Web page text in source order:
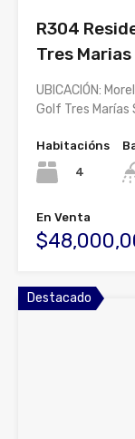
R304
Tres
UBICACIÓN:
Golf Tres Marías
Habitacións
4
En Venta
Destacado